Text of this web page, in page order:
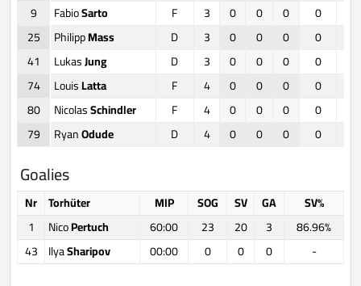
9
FabioSarto F 3 0 0 0 0
25
PhilippMass D 3 0 0 0 0
41
LukasJung D 3 0 0 0 0
74
LouisLatta F 4 0 0 0 0
80
NicolasSchindler F 4 0 0 0 0
79
RyanOdude D 4 0 0 0 0
Goalies
Nr Torhüter MIP SOG SV GA
SV%
1
NicoPertuch 60:00 23 20 3
86.96%
43 IlyaSharipov 00:00 0 0 0 -